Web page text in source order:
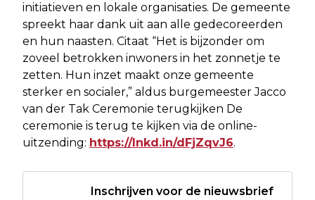
initiatieven en lokale organisaties. De gemeente
spreekt haar dank uit aan alle gedecoreerden
en hun naasten. Citaat “Het is bijzonder om
zoveel betrokken inwoners in het zonnetje te
zetten. Hun inzet maakt onze gemeente
sterker en socialer,” aldus burgemeester Jacco
van der Tak Ceremonie terugkijken De
ceremonie is terug te kijken via de online-
uitzending: https://lnkd.in/dFjZqvJ6.
Inschrijven voor de nieuwsbrief